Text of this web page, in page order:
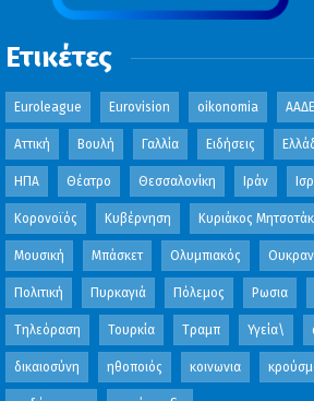
Ετικέτες
Euroleague Eurovision oikonomia ΑΑΔΕ
Αττική Βουλή Γαλλία Ειδήσεις
ΗΠΑ Θέατρο Θεσσαλονίκη Ιράν
Κορονοϊός Κυβέρνηση Κυριάκος
Μουσική Μπάσκετ Ολυμπιακός
Πολιτική Πυρκαγιά Πόλεμος Ρωσια
Τηλεόραση Τουρκία Τραμπ Υγεία\
δικαιοσύνη ηθοποιός κοινωνια